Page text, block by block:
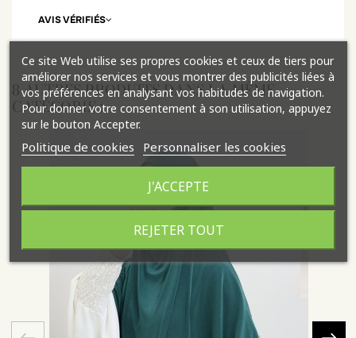
AVIS VÉRIFIÉS
8 AUTRES PRODUITS DANS LA MÊME
CATÉGORIE :
Ce site Web utilise ses propres cookies et ceux de tiers pour
améliorer nos services et vous montrer des publicités liées à
vos préférences en analysant vos habitudes de navigation.
Pour donner votre consentement à son utilisation, appuyez
sur le bouton Accepter.
Politique de cookies Personnaliser les cookies
REJETER TOUT
J'ACCEPTE